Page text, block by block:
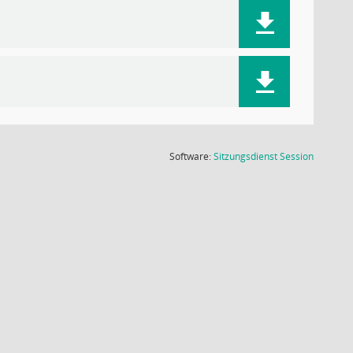
Software:SitzungsdienstSession(Wird in